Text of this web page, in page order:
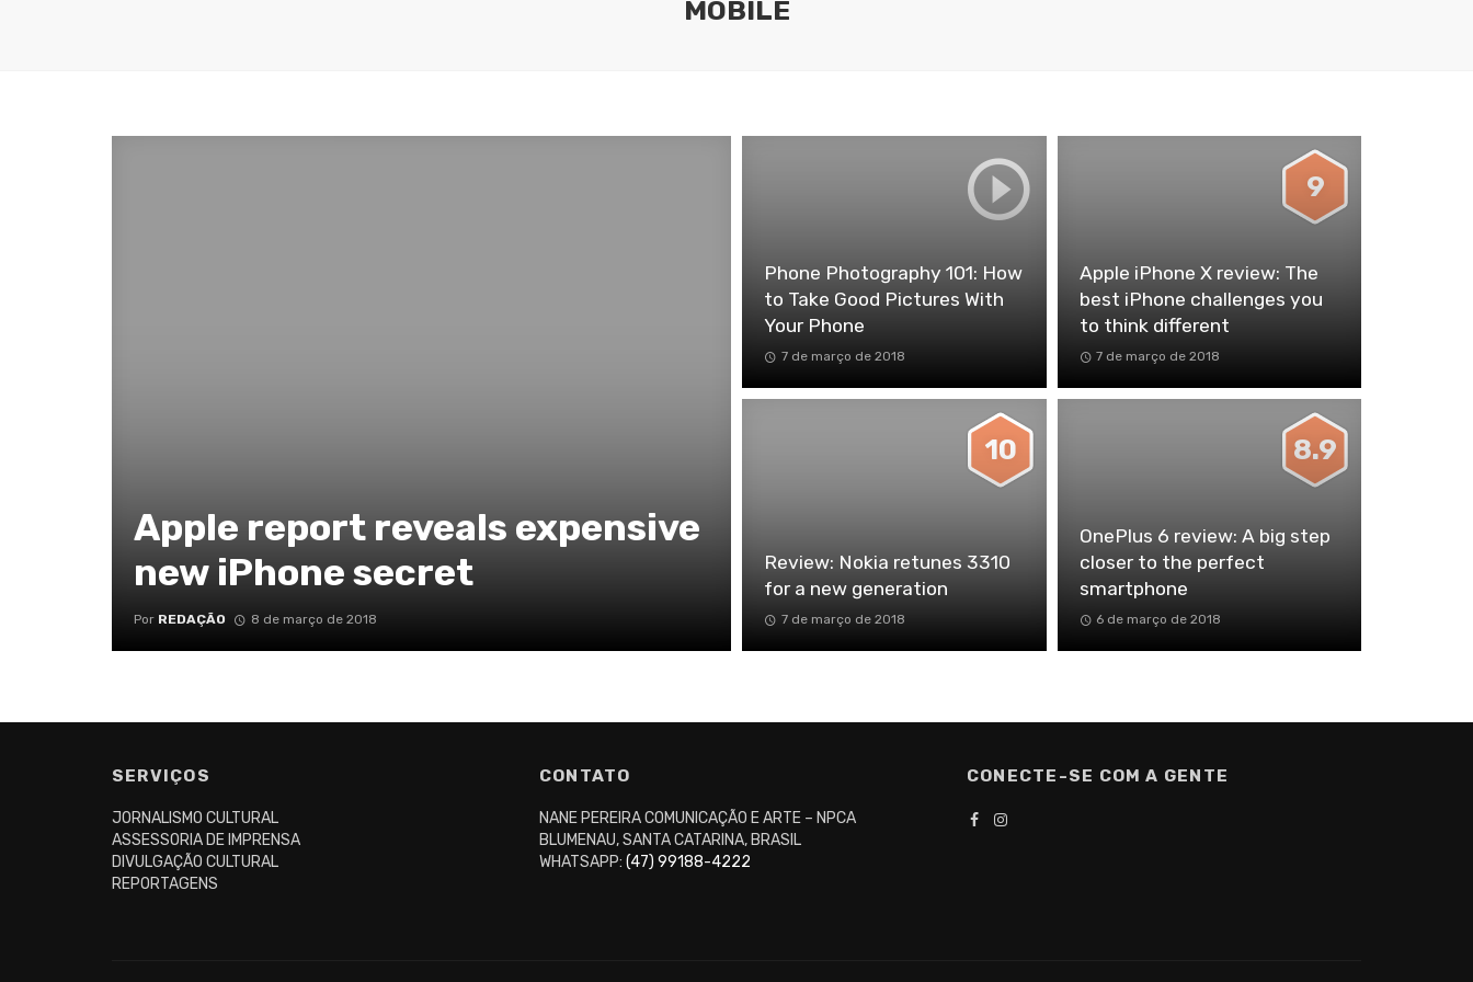
MOBILE
Apple report reveals expensive
new iPhone secret
Por REDAÇÃO 8 de março de 2018
Phone Photography 101: How
to Take Good Pictures With
Your Phone
7 de março de 2018
Apple iPhone X review: The
best iPhone challenges you
to think different
7 de março de 2018
9
Review: Nokia retunes 3310
for a new generation
7 de março de 2018
10
OnePlus 6 review: A big step
closer to the perfect
smartphone
6 de março de 2018
8.9
SERVIÇOS
JORNALISMO CULTURAL
ASSESSORIA DE IMPRENSA
DIVULGAÇÃO CULTURAL
REPORTAGENS
CONTATO
NANE PEREIRA COMUNICAÇÃO E ARTE – NPCA
BLUMENAU, SANTA CATARINA, BRASIL
WHATSAPP: (47) 99188-4222
CONECTE-SE COM A GENTE